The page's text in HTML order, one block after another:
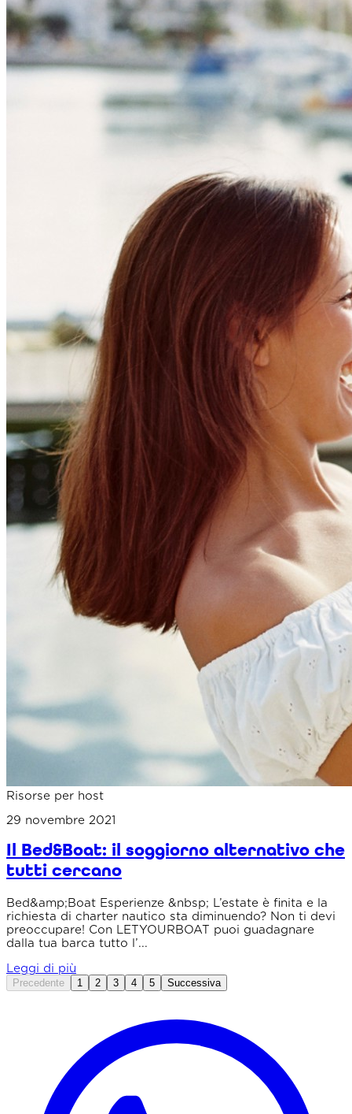
Risorse per host
29 novembre 2021
Il Bed&Boat: il soggiorno alternativo che
tutti cercano
Bed&amp;Boat Esperienze &nbsp; L’estate è finita e la
richiesta di charter nautico sta diminuendo? Non ti devi
preoccupare! Con LETYOURBOAT puoi guadagnare
dalla tua barca tutto l’...
Leggi di più
Precedente 1 2 3 4 5 Successiva